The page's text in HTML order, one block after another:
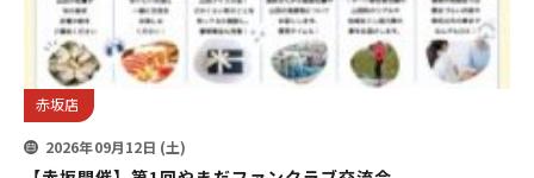
赤坂店
2026年09月12日 (土)